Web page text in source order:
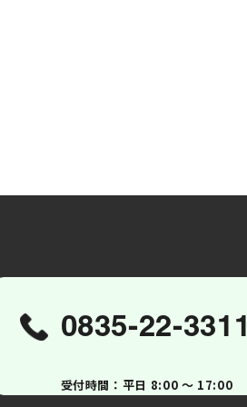
0835-22-3311
受付時間：平日 8:00 〜 17:00